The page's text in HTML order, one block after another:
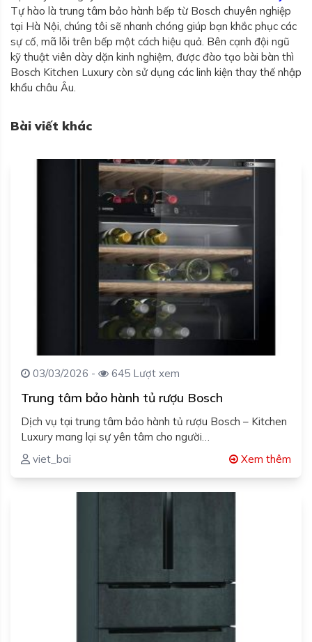
Tự hào là trung tâm bảo hành bếp từ Bosch chuyên nghiệp
tại Hà Nội, chúng tôi sẽ nhanh chóng giúp bạn khắc phục các
sự cố, mã lỗi trên bếp một cách hiệu quả. Bên cạnh đội ngũ
kỹ thuật viên dày dặn kinh nghiệm, được đào tạo bài bàn thì
Bosch Kitchen Luxury còn sử dụng các linh kiện thay thế nhập
khẩu châu Âu.
Bài viết khác
03/03/2026 - 645 Lượt xem
Trung tâm bảo hành tủ rượu Bosch
Dịch vụ tại trung tâm bảo hành tủ rượu Bosch – Kitchen
Luxury mang lại sự yên tâm cho người…
viet_bai
Xem thêm